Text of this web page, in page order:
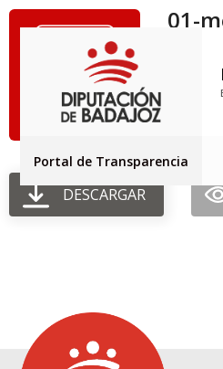
Portal de Transparencia
01-
Creado:
DESCARGAR